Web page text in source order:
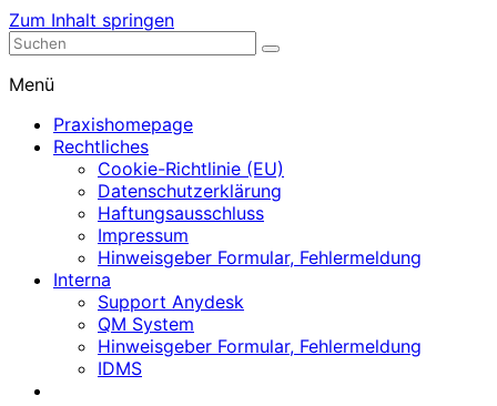
Zum Inhalt springen
Nephrologische Praxis mit Dialyse
Menü
Praxishomepage
Rechtliches
Cookie-Richtlinie (EU)
Datenschutzerklärung
Haftungsausschluss
Impressum
Hinweisgeber Formular, Fehlermeldung
Interna
Support Anydesk
QM System
Hinweisgeber Formular, Fehlermeldung
IDMS